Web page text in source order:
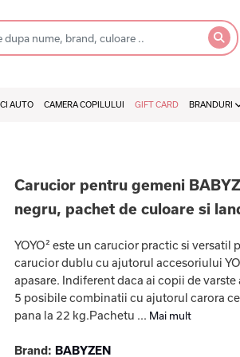
AUTO CAMERA COPILULUI GIFT CARD BRANDURI
Carucior pentru gemeni
negru, pachet de culoare si
YOYO² este un carucior practic si
carucior dublu cu ajutorul accesoriului
apasare. Indiferent daca ai copii de
5 posibile combinatii cu ajutorul carora
pana la 22 kg.Pachetu ... Mai mult
Brand: BABYZEN